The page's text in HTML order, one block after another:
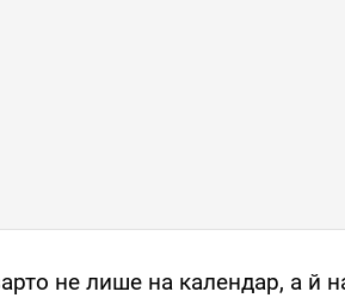
не лише на календар, а й